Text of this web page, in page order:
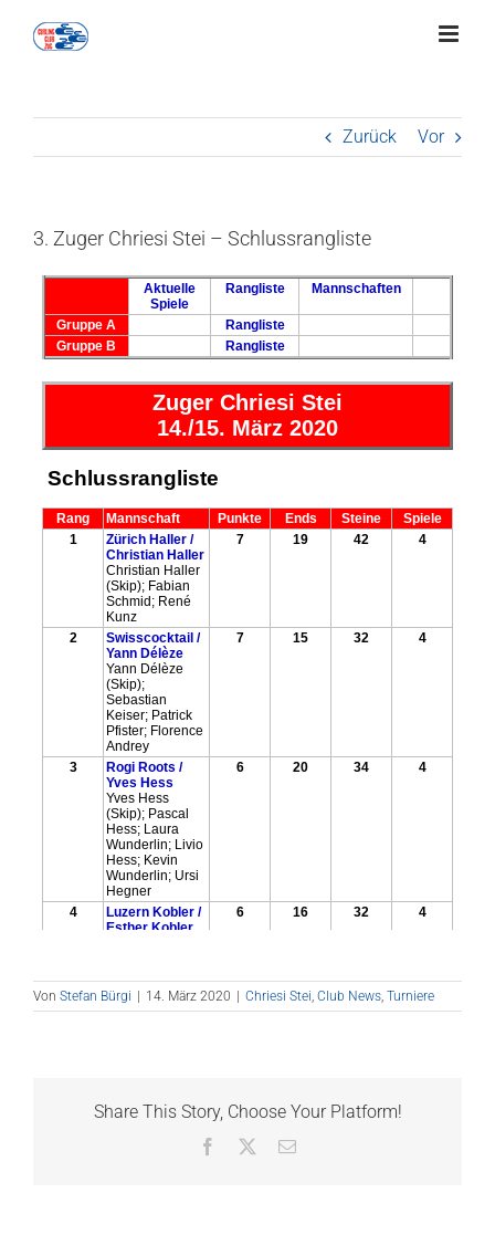
Inhalt
Zurück Vor
3. Zuger Chriesi Stei – Schlussrangliste
Von Stefan Bürgi 14. März 2020 Chriesi Stei, Club News, Turniere
Share This Story, Choose Your Platform!
Facebook
E-